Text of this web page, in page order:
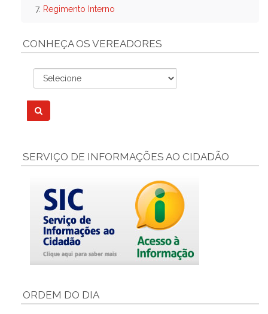
7. Regimento Interno
CONHEÇA OS VEREADORES
SERVIÇO DE INFORMAÇÕES AO CIDADÃO
ORDEM DO DIA